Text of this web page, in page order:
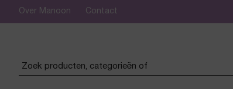
Over Manoon Contact